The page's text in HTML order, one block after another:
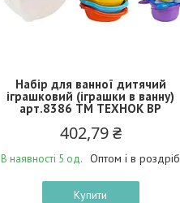
Набір для ванної дитячий
іграшковий (іграшки в ванну)
арт.8386 ТМ ТЕХНОК BP
402,79 ₴
В наявності 5 од. Оптом і в роздріб
Купити